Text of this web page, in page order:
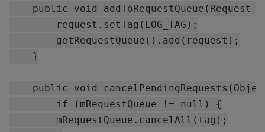
public void addToRequestQueue(Request
        request.setTag(LOG_TAG);
        getRequestQueue().add(request);
    }
public void
        if (mRequestQueue != null) {
        mRequestQueue.cancelAll(tag);